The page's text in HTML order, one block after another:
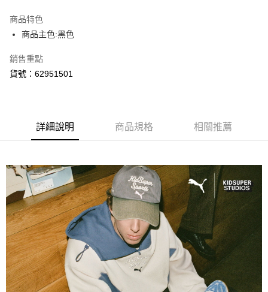
街口支付
悠遊付
Google Pay
宅配(離島恕不配送)
每筆NT$150，滿NT$1,800(含以上)免運費
商品特色
商品主色:黑色
銷售重點
貨號：62951501
詳細說明 商品規格 相關推薦